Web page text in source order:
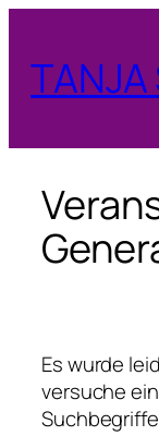
springen
TANJA
Es wurde
versuche